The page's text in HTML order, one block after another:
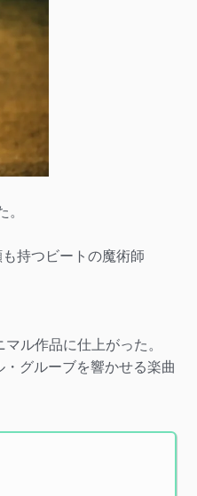
持つビートの魔術師
ル作品に仕上がった。
グルーブを響かせる楽曲